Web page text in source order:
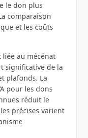
le don plus
comparaison
et les coûts
liée au mécénat
significative de la
plafonds. La
pour les dons
réduit le
précises varient